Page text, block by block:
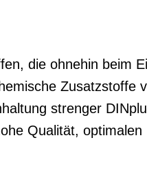
die ohnehin beim
Zusatzstoffe
strenger
Qualität,